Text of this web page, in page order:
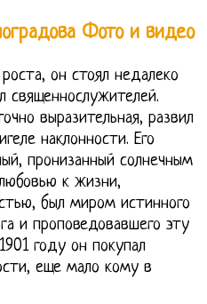
Фото и видео
он стоял недалеко
священнослужителей.
выразительная, развил
наклонности. Его
пронизанный солнечным
к жизни,
был миром истинного
и проповедовавшего эту
году он покупал
еще мало кому в